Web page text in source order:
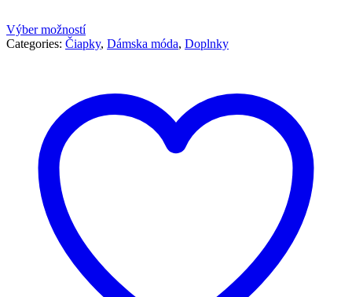
Výber možností
Categories: Čiapky, Dámska móda, Doplnky